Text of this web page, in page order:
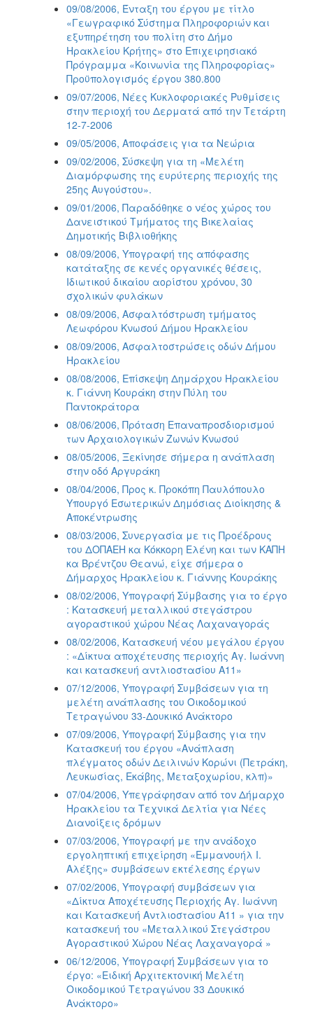
09/08/2006, Ένταξη του έργου με τίτλο
«Γεωγραφικό Σύστημα Πληροφοριών και
εξυπηρέτηση του πολίτη στο Δήμο
Ηρακλείου Κρήτης» στο Επιχειρησιακό
Πρόγραμμα «Κοινωνία της Πληροφορίας»
Προϋπολογισμός έργου 380.800
09/07/2006, Νέες Κυκλοφοριακές Ρυθμίσεις
στην περιοχή του Δερματά από την Τετάρτη
12-7-2006
09/05/2006, Αποφάσεις για τα Νεώρια
09/02/2006, Σύσκεψη για τη «Μελέτη
Διαμόρφωσης της ευρύτερης περιοχής της
25ης Αυγούστου».
09/01/2006, Παραδόθηκε ο νέος χώρος του
Δανειστικού Τμήματος της Βικελαίας
Δημοτικής Βιβλιοθήκης
08/09/2006, Υπογραφή της απόφασης
κατάταξης σε κενές οργανικές θέσεις,
Ιδιωτικού δικαίου αορίστου χρόνου, 30
σχολικών φυλάκων
08/09/2006, Ασφαλτόστρωση τμήματος
Λεωφόρου Κνωσού Δήμου Ηρακλείου
08/09/2006, Ασφαλτοστρώσεις οδών Δήμου
Ηρακλείου
08/08/2006, Επίσκεψη Δημάρχου Ηρακλείου
κ. Γιάννη Κουράκη στην Πύλη του
Παντοκράτορα
08/06/2006, Πρόταση Επαναπροσδιορισμού
των Αρχαιολογικών Ζωνών Κνωσού
08/05/2006, Ξεκίνησε σήμερα η ανάπλαση
στην οδό Αργυράκη
08/04/2006, Προς κ. Προκόπη Παυλόπουλο
Υπουργό Εσωτερικών Δημόσιας Διοίκησης &
Αποκέντρωσης
08/03/2006, Συνεργασία με τις Προέδρους
του ΔΟΠΑΕΗ κα Κόκκορη Ελένη και των ΚΑΠΗ
κα Βρέντζου Θεανώ, είχε σήμερα ο
Δήμαρχος Ηρακλείου κ. Γιάννης Κουράκης
08/02/2006, Υπογραφή Σύμβασης για το έργο
: Κατασκευή μεταλλικού στεγάστρου
αγοραστικού χώρου Νέας Λαχαναγοράς
08/02/2006, Κατασκευή νέου μεγάλου έργου
: «Δίκτυα αποχέτευσης περιοχής Αγ. Ιωάννη
και κατασκευή αντλιοστασίου Α11»
07/12/2006, Υπογραφή Συμβάσεων για τη
μελέτη ανάπλασης του Οικοδομικού
Τετραγώνου 33-Δουκικό Ανάκτορο
07/09/2006, Υπογραφή Σύμβασης για την
Κατασκευή του έργου «Ανάπλαση
πλέγματος οδών Δειλινών Κορώνι (Πετράκη,
Λευκωσίας, Εκάβης, Μεταξοχωρίου, κλπ)»
07/04/2006, Υπεγράφησαν από τον Δήμαρχο
Ηρακλείου τα Τεχνικά Δελτία για Νέες
Διανοίξεις δρόμων
07/03/2006, Υπογραφή με την ανάδοχο
εργοληπτική επιχείρηση «Εμμανουήλ Ι.
Αλέξης» συμβάσεων εκτέλεσης έργων
07/02/2006, Υπογραφή συμβάσεων για
«Δίκτυα Αποχέτευσης Περιοχής Αγ. Ιωάννη
και Κατασκευή Αντλιοστασίου Α11 » για την
κατασκευή του «Μεταλλικού Στεγάστρου
Αγοραστικού Χώρου Νέας Λαχαναγορά »
06/12/2006, Υπογραφή Συμβάσεων για το
έργο: «Ειδική Αρχιτεκτονική Μελέτη
Οικοδομικού Τετραγώνου 33 Δουκικό
Ανάκτορο»